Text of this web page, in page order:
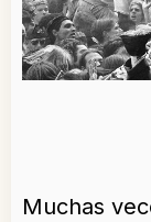
Muchas